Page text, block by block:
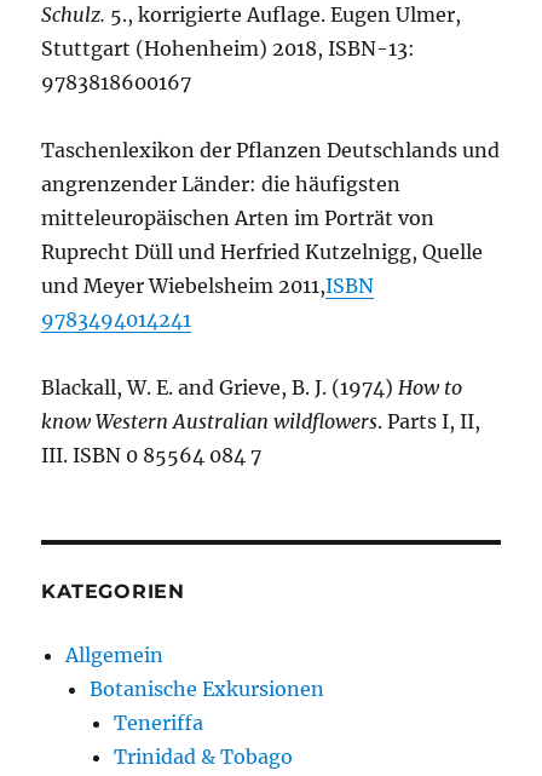
Schulz. 5., korrigierte Auflage. Eugen Ulmer,
Stuttgart (Hohenheim) 2018, ISBN-13:
9783818600167
Taschenlexikon der Pflanzen Deutschlands und
angrenzender Länder: die häufigsten
mitteleuropäischen Arten im Porträt von
Ruprecht Düll und Herfried Kutzelnigg, Quelle
und Meyer Wiebelsheim 2011,ISBN
9783494014241
Blackall, W. E. and Grieve, B. J. (1974) How to
know Western Australian wildflowers. Parts I, II,
III. ISBN 0 85564 084 7
KATEGORIEN
Allgemein
Botanische Exkursionen
Teneriffa
Trinidad & Tobago